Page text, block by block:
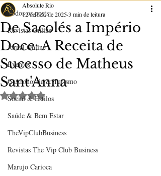
Todos os posts
Revistas Online
Jornal Online
Eventos
Gastronomia & Turismo
Social & Estilos
Saúde & Bem Estar
TheVipClubBusiness
Revistas The Vip Club Business
Marujo Carioca
De Sacolés a Império
Doce: A Receita de
Sucesso de Matheus
Sant'Anna
Absolute Rio
12 de dez. de 20253 min de leitura
Avaliado com NaN de 5 estrelas.